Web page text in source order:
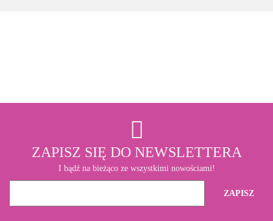
ZAPISZ SIĘ DO NEWSLETTERA
I bądź na bieżąco ze wszystkimi nowościami!